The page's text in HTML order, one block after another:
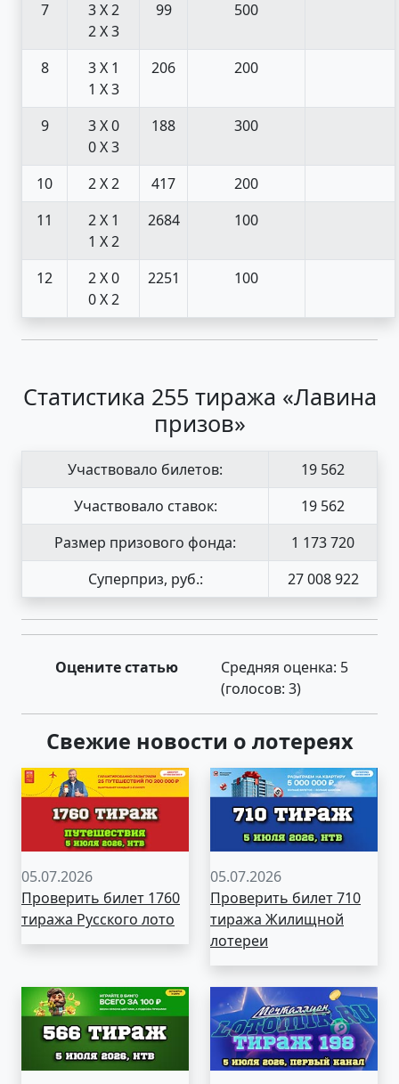
7
3 X 2
2 X 3
99 500
8
3 X 1
1 X 3
206 200
9
3 X 0
0 X 3
188 300
10 2 X 2 417
200
11
2 X 1
1 X 2
2684 100
12
2 X 0
0 X 2
2251 100
Статистика 255 тиража «Лавина
призов»
Участвовало билетов:
19 562
Участвовало ставок:
19 562
Размер призового фонда:
1 173 720
Суперприз, руб.:
27 008 922
Оцените статью Средняя оценка: 5
(голосов: 3)
Свежие новости о лотереях
05.07.2026
Проверить билет 1760
тиража Русского лото
05.07.2026
Проверить билет 710
тиража Жилищной
лотереи